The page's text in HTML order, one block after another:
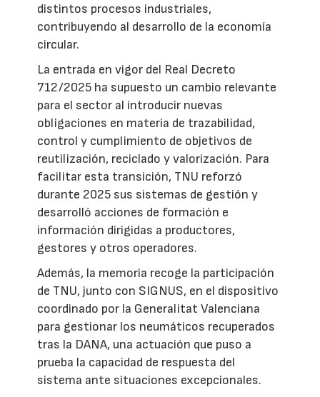
distintos procesos industriales,
contribuyendo al desarrollo de la economía
circular.
La entrada en vigor del Real Decreto
712/2025 ha supuesto un cambio relevante
para el sector al introducir nuevas
obligaciones en materia de trazabilidad,
control y cumplimiento de objetivos de
reutilización, reciclado y valorización. Para
facilitar esta transición, TNU reforzó
durante 2025 sus sistemas de gestión y
desarrolló acciones de formación e
información dirigidas a productores,
gestores y otros operadores.
Además, la memoria recoge la participación
de TNU, junto con SIGNUS, en el dispositivo
coordinado por la Generalitat Valenciana
para gestionar los neumáticos recuperados
tras la DANA, una actuación que puso a
prueba la capacidad de respuesta del
sistema ante situaciones excepcionales.